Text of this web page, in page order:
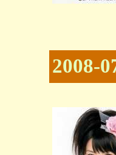
2008-